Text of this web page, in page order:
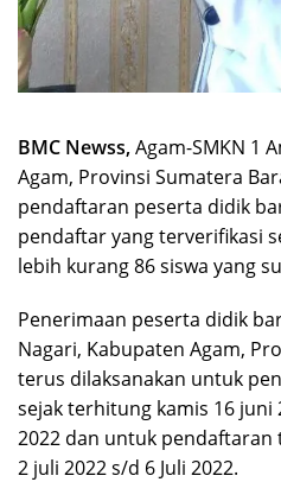
BMC Newss,Agam-SMKN 1
Agam, Provinsi Sumatera
pendaftaran peserta didik
pendaftar yang terverifikasi
lebih kurang 86 siswa yang
Penerimaan peserta didik
Nagari, Kabupaten Agam,
terus dilaksanakan untuk
sejak terhitung kamis 16 juni
2022 dan untuk
2 juli 2022 s/d 6 Juli 2022.